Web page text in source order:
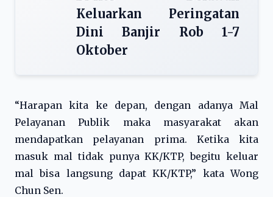
Keluarkan Peringatan
Dini Banjir Rob 1-7
Oktober
“Harapan kita ke depan, dengan adanya Mal
Pelayanan Publik maka masyarakat akan
mendapatkan pelayanan prima. Ketika kita
masuk mal tidak punya KK/KTP, begitu keluar
mal bisa langsung dapat KK/KTP,” kata Wong
Chun Sen.